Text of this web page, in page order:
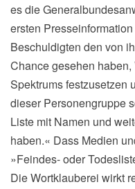
es die
ersten
Beschuldigten den von
Chance gesehen
Spektrums festzusetzen
dieser Personengruppe
Liste mit Namen und
haben.« Dass Medien
»Feindes- oder
Die Wortklauberei wirkt